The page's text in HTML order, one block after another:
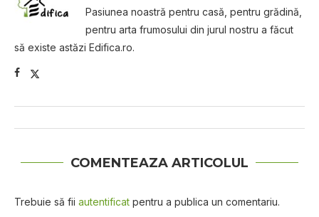
Pasiunea noastră pentru casă, pentru grădină,
pentru arta frumosului din jurul nostru a făcut
să existe astăzi Edifica.ro.
COMENTEAZA ARTICOLUL
Trebuie să fii autentificat pentru a publica un comentariu.